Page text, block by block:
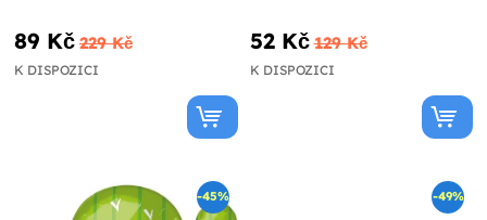
89 Kč 229 Kč
K DISPOZICI
52 Kč 129 Kč
K DISPOZICI
-45% -49%